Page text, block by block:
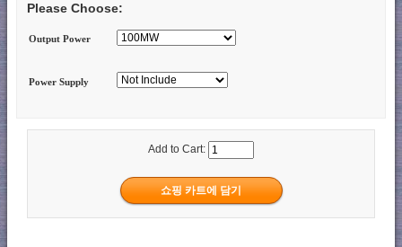
Please Choose:
Output Power
Power Supply
Add to Cart: